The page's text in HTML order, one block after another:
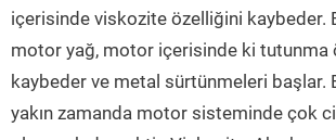
içerisinde viskozite özelliğini kaybeder.
motor yağ, motor içerisinde ki tutunma
kaybeder ve metal sürtünmeleri başlar.
yakın zamanda motor sisteminde çok